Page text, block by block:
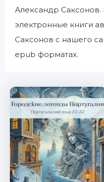
Александр Саксонов.
электронные книги
Саксонов с нашего
epub форматах.